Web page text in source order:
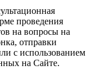
проведения
на вопросы на
отправки
с использованием
на Сайте.